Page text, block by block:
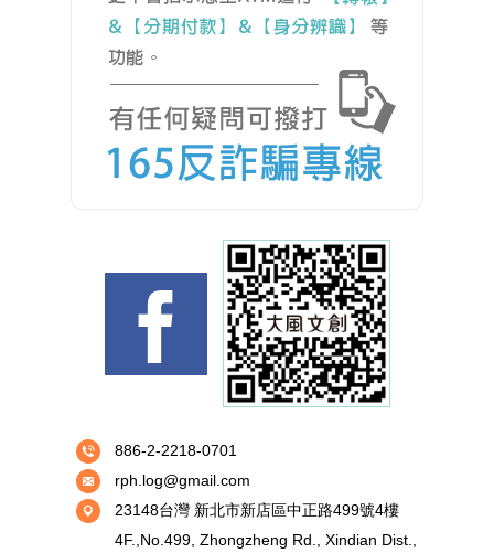
886-2-2218-0701
rph.log@gmail.com
23148台灣 新北市新店區中正路499號4樓
4F.,No.499, Zhongzheng Rd., Xindian Dist.,